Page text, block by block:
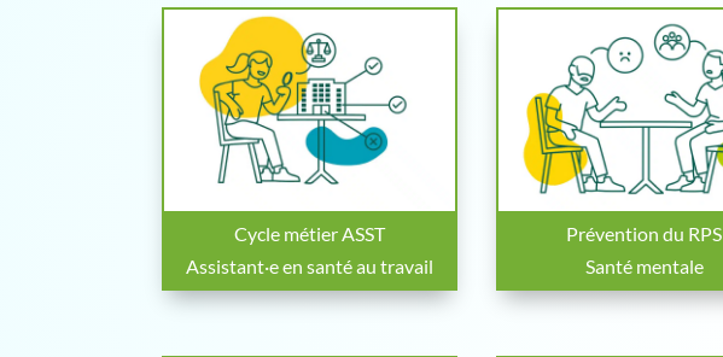
Cycle métier ASST
Assistant·e en santé au travail
Prévention du RPS
Santé mentale